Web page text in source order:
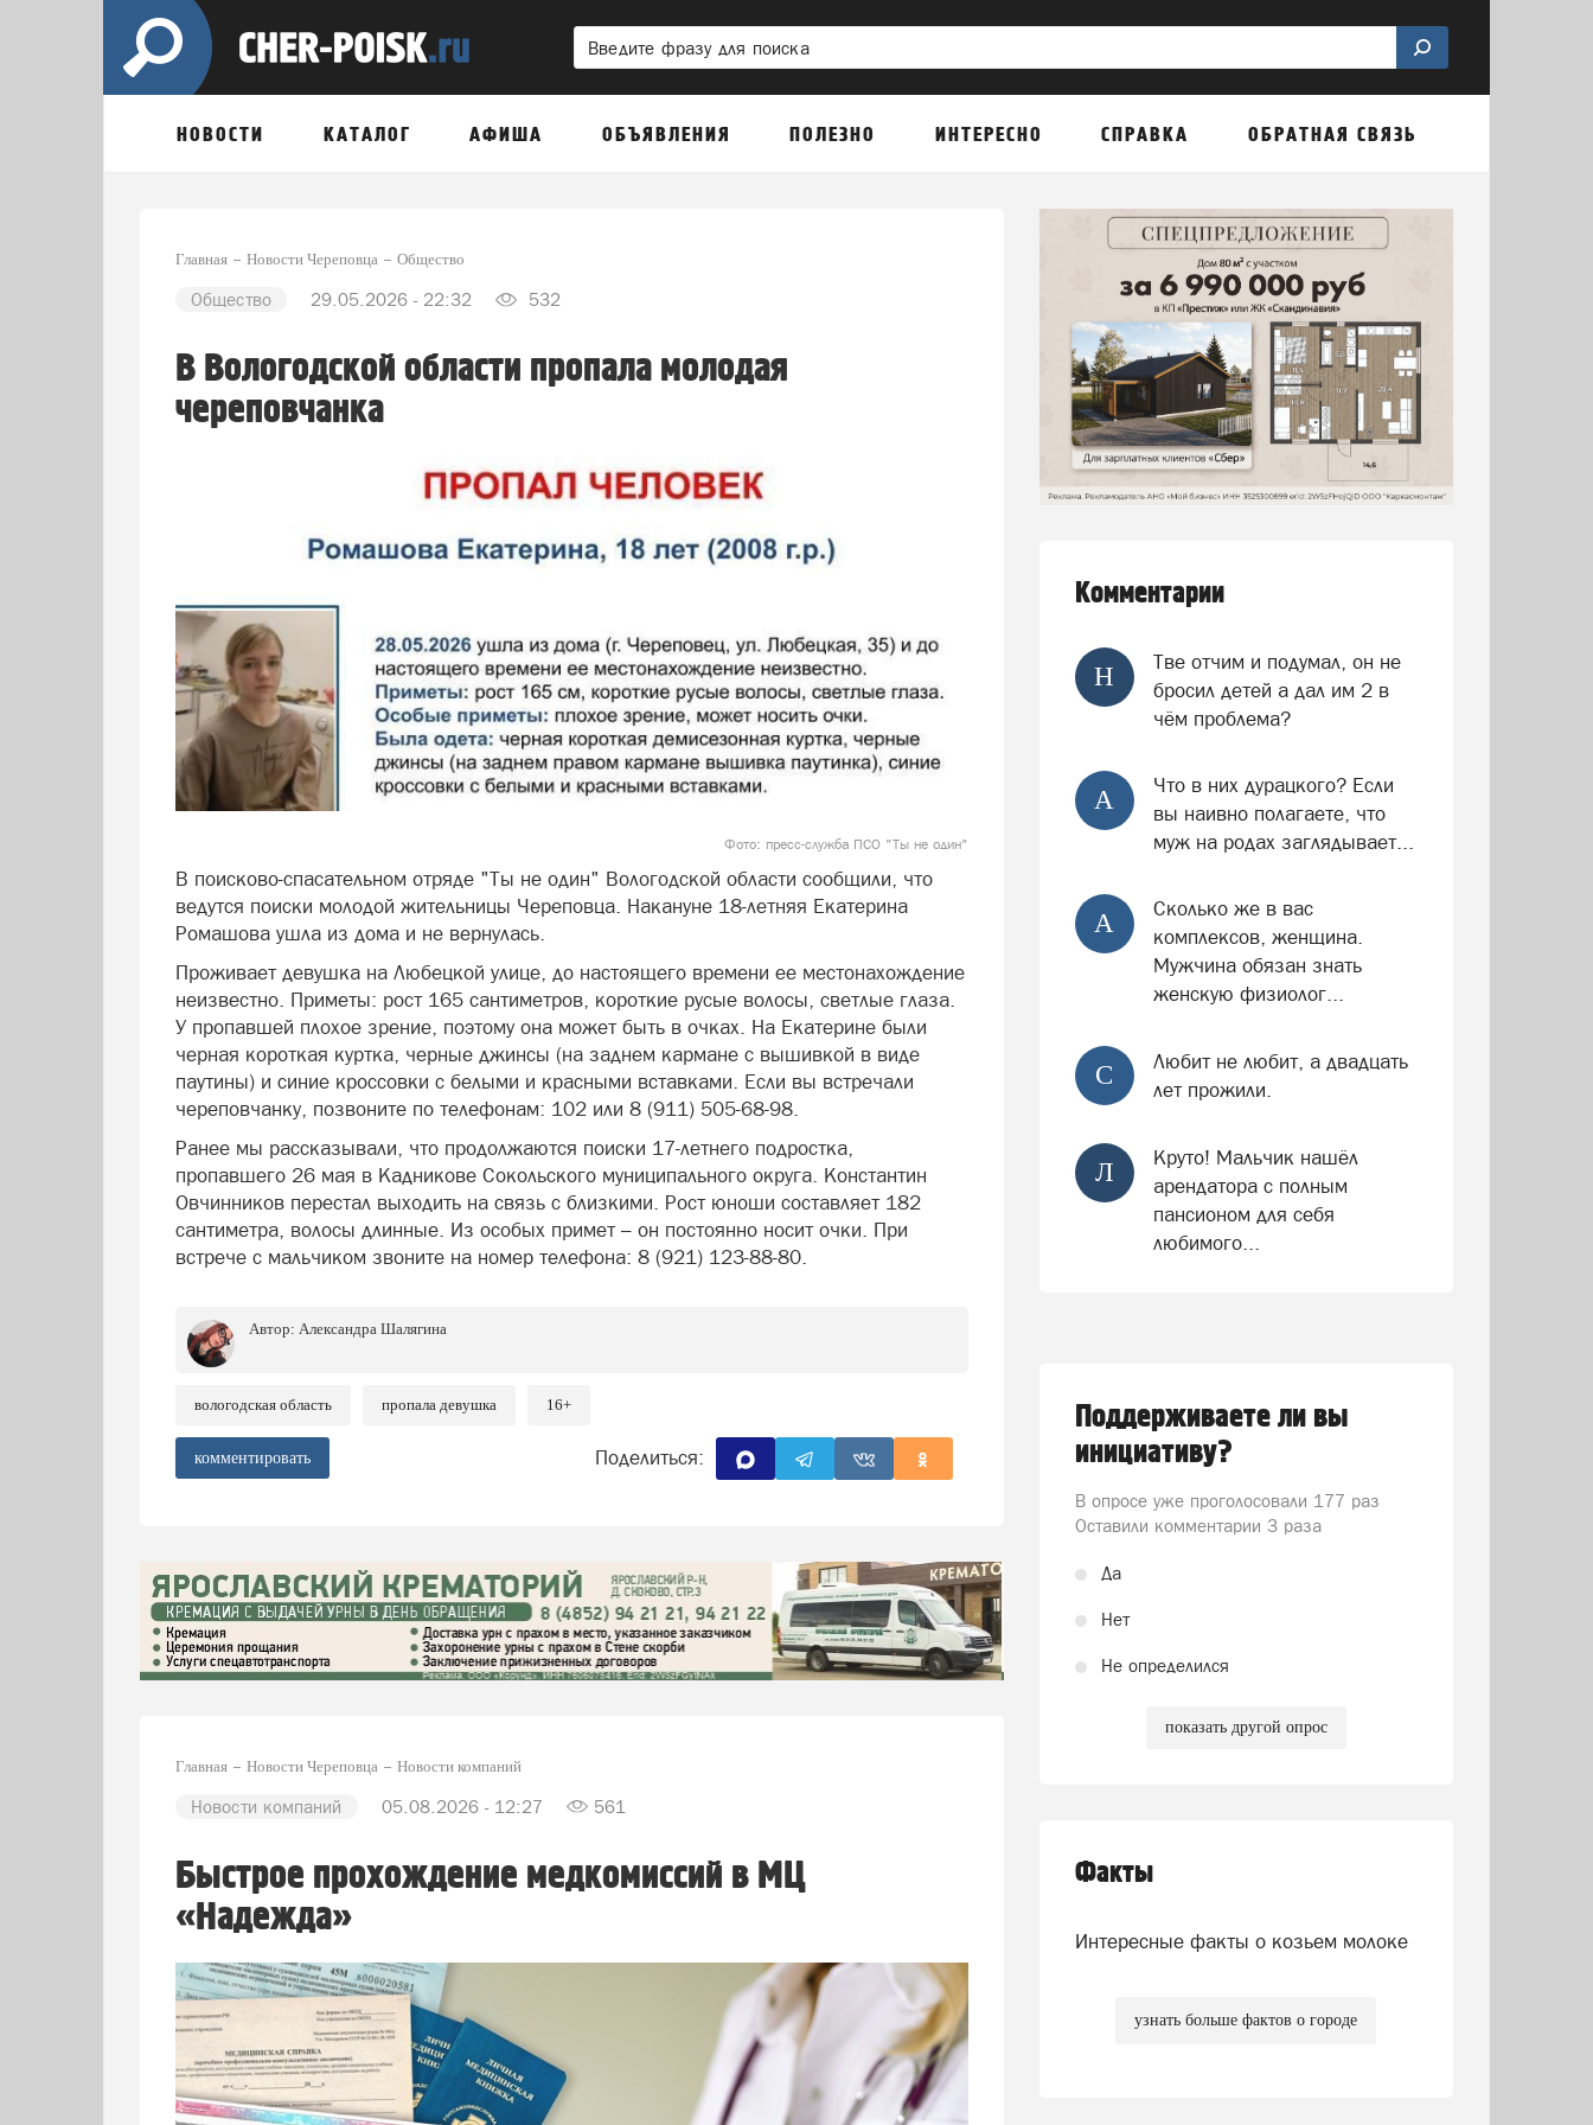
НОВОСТИ КАТАЛОГ АФИША ОБЪЯВЛЕНИЯ ПОЛЕЗНО ИНТЕРЕСНО СПРАВКА ОБРАТНАЯ СВЯЗЬ
Главная Новости Череповца Общество
Общество 29.05.2026 - 22:32 532
В Вологодской области пропала молодая
череповчанка
Фото: пресс-служба ПСО "Ты не один"
В поисково-спасательном отряде "Ты не один" Вологодской области сообщили, что
ведутся поиски молодой жительницы Череповца. Накануне 18-летняя Екатерина
Ромашова ушла из дома и не вернулась.
Проживает девушка на Любецкой улице, до настоящего времени ее местонахождение
неизвестно. Приметы: рост 165 сантиметров, короткие русые волосы, светлые глаза.
У пропавшей плохое зрение, поэтому она может быть в очках. На Екатерине были
черная короткая куртка, черные джинсы (на заднем кармане с вышивкой в виде
паутины) и синие кроссовки с белыми и красными вставками. Если вы встречали
череповчанку, позвоните по телефонам: 102 или 8 (911) 505-68-98.
Ранее мы рассказывали, что продолжаются поиски 17-летнего подростка,
пропавшего 26 мая в Кадникове Сокольского муниципального округа. Константин
Овчинников перестал выходить на связь с близкими. Рост юноши составляет 182
сантиметра, волосы длинные. Из особых примет – он постоянно носит очки. При
встрече с мальчиком звоните на номер телефона: 8 (921) 123-88-80.
Автор: Александра Шалягина
вологодская область пропала девушка 16+
комментировать Поделиться:
Главная Новости Череповца Новости компаний
Новости компаний 05.08.2026 - 12:27 561
Быстрое прохождение медкомиссий в МЦ
«Надежда»
Комментарии
Н
Тве отчим и подумал, он не
бросил детей а дал им 2 в
чём проблема?
А
Что в них дурацкого? Если
вы наивно полагаете, что
муж на родах заглядывает...
А
Сколько же в вас
комплексов, женщина.
Мужчина обязан знать
женскую физиолог...
С
Любит не любит, а двадцать
лет прожили.
Л
Круто! Мальчик нашёл
арендатора с полным
пансионом для себя
любимого...
Поддерживаете ли вы
инициативу?
В опросе уже проголосовали 177 раз
Оставили комментарии 3 раза
Да
Нет
Не определился
показать другой опрос
Факты
Интересные факты о козьем молоке
узнать больше фактов о городе